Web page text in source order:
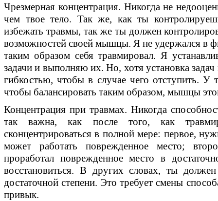
Чрезмерная концентрация. Никогда не
чем твое тело. Так же, как ты
избежать травмы, так же ты должен
возможностей своей мышцы. Я не удержался в
таким образом себя травмировал. Я
задачи и выполняю их. Но, хотя установка
гибкостью, чтобы в случае чего отступить. У
чтобы балансировать таким образом, мышцы
Концентрация при травмах. Никогда
так важна, как после того, как
сконцентрироваться в полной мере: первое,
может работать поврежденное место;
проработал поврежденное место в
восстановиться. В других словах, ты
достаточной степени. Это требует смены
привык.